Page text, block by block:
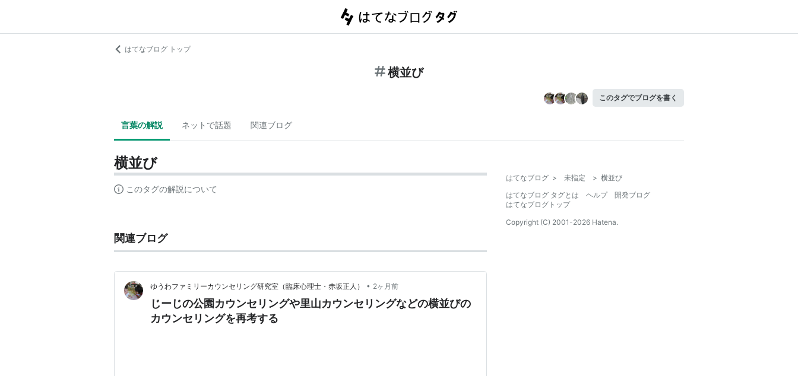
はてなブログ トップ
横並び
このタグでブログを書く
言葉の解説 ネットで話題 関連ブログ
横並び
このタグの解説について
関連ブログ
ゆうわファミリーカウンセリング研究室（臨床心理士・赤坂正人） • 2ヶ月前
じーじの公園カウンセリングや里山カウンセリングなどの横並びの
カウンセリングを再考する
はてなブログ > 未指定 > 横並び
はてなブログ タグとは
ヘルプ
開発ブログ
はてなブログトップ
Copyright (C) 2001-2026 Hatena.